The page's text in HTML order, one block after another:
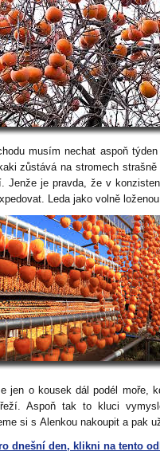
musím nechat aspoň
zůstává na stromech
Jenže je pravda, že v
Leda jako volně
jen o kousek dál podél moře,
Aspoň tak to kluci
si s Alenkou nakoupit a pak
dnešní den, klikni na tento